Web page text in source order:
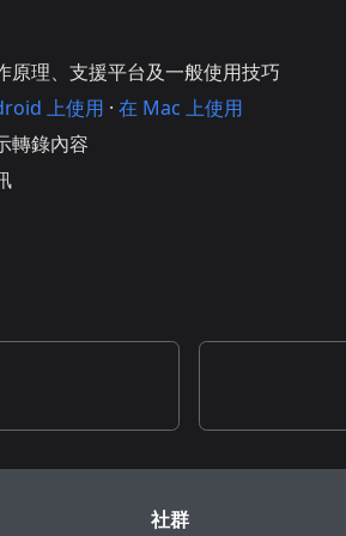
理、支援平台及一般使用技巧
上使用 · 在 Mac 上使用
轉錄內容
社群